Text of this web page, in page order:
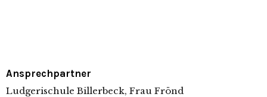
Ansprechpartner
Ludgerischule Billerbeck, Frau Frönd